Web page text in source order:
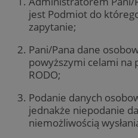
jest Podmiot do
zapytanie;
Pani/Pana dane
powyższymi celami na
RODO;
Podanie danych
jednakże niepodanie
niemożliwością